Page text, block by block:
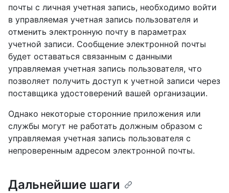
почты с личная учетная запись, необходимо войти
в управляемая учетная запись пользователя и
отменить электронную почту в параметрах
учетной записи. Сообщение электронной почты
будет оставаться связанным с данными
управляемая учетная запись пользователя, что
позволяет получить доступ к учетной записи через
поставщика удостоверений вашей организации.
Однако некоторые сторонние приложения или
службы могут не работать должным образом с
управляемая учетная запись пользователя с
непроверенным адресом электронной почты.
Дальнейшие шаги